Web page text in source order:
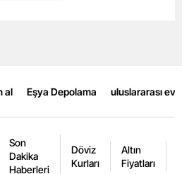
Konya
Kütahya
al Eşya Depolama uluslararası
Son
Dakika
Haberleri
Döviz
Kurları
Altın
Fiyatları